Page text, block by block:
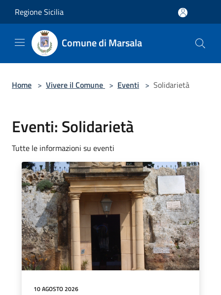
Regione Sicilia
Comune di Marsala
Home > Vivere il Comune > Eventi > Solidarietà
Eventi: Solidarietà
Tutte le informazioni su eventi
10 AGOSTO 2026